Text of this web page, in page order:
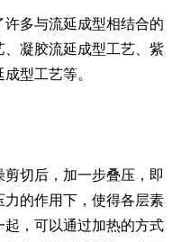
多与流延成型相结合的
凝胶流延成型工艺、紫
型工艺等。
切后，加一步叠压，即
的作用下，使得各层素
，可以通过加热的方式